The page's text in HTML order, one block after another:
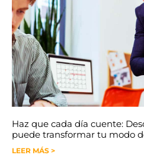
Haz que cada día cuente:
puede transformar tu modo
LEER MÁS >